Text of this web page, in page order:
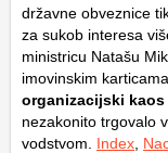
državne obveznice
za sukob interesa
ministricu Natašu
imovinskim
organizacijski kaos
nezakonito trgovalo
vodstvom. Index